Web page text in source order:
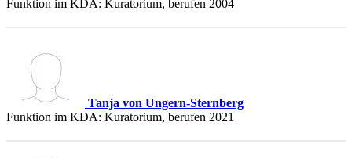
Funktion im KDA: Kuratorium, berufen 2004
Tanja von Ungern-Sternberg
Funktion im KDA: Kuratorium, berufen 2021